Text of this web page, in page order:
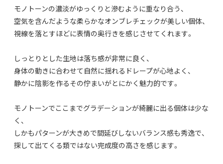
モノトーンの濃淡がゆっくりと滲むように重なり合う、
空気を含んだような柔らかなオンブレチェックが美しい個体、
視線を落とすほどに表情の奥行きを感じさせてくれます。
しっとりとした生地は落ち感が非常に良く、
身体の動きに合わせて自然に揺れるドレープが心地よく、
静かに陰影を作るその佇まいがとにかく魅力的です。
モノトーンでここまでグラデーションが綺麗に出る個体は少な
く、
しかもパターンが大きめで間延びしないバランス感も秀逸で、
探して出てくる類ではない完成度の高さを感じます。